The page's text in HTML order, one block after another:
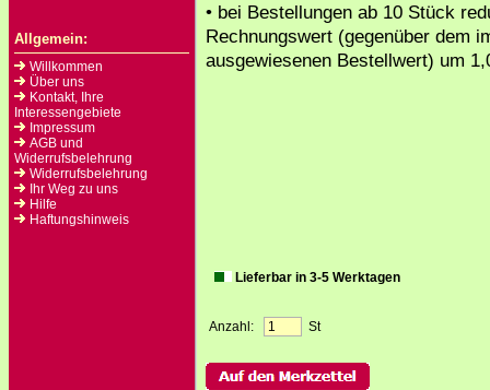
Allgemein:
Willkommen
Über uns
Kontakt, Ihre
Interessengebiete
Impressum
AGB und
Widerrufsbelehrung
Widerrufsbelehrung
Ihr Weg zu uns
Hilfe
Haftungshinweis
• bei Bestellungen ab 10 Stück
Rechnungswert (gegenüber dem
ausgewiesenen Bestellwert) um
Lieferbar in 3-5 Werktagen
Anzahl: St